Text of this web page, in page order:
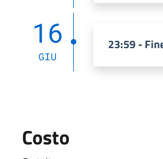
16
GIU
23:59 -
Costo